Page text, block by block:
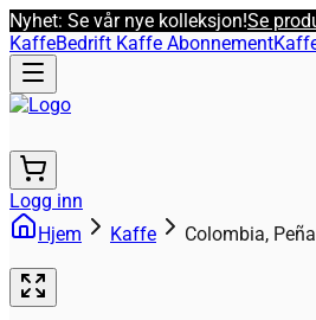
Nyhet: Se vår nye kolleksjon!Se
KaffeBedrift Kaffe Abonnement
Logg inn
Hjem
Kaffe Colombia,